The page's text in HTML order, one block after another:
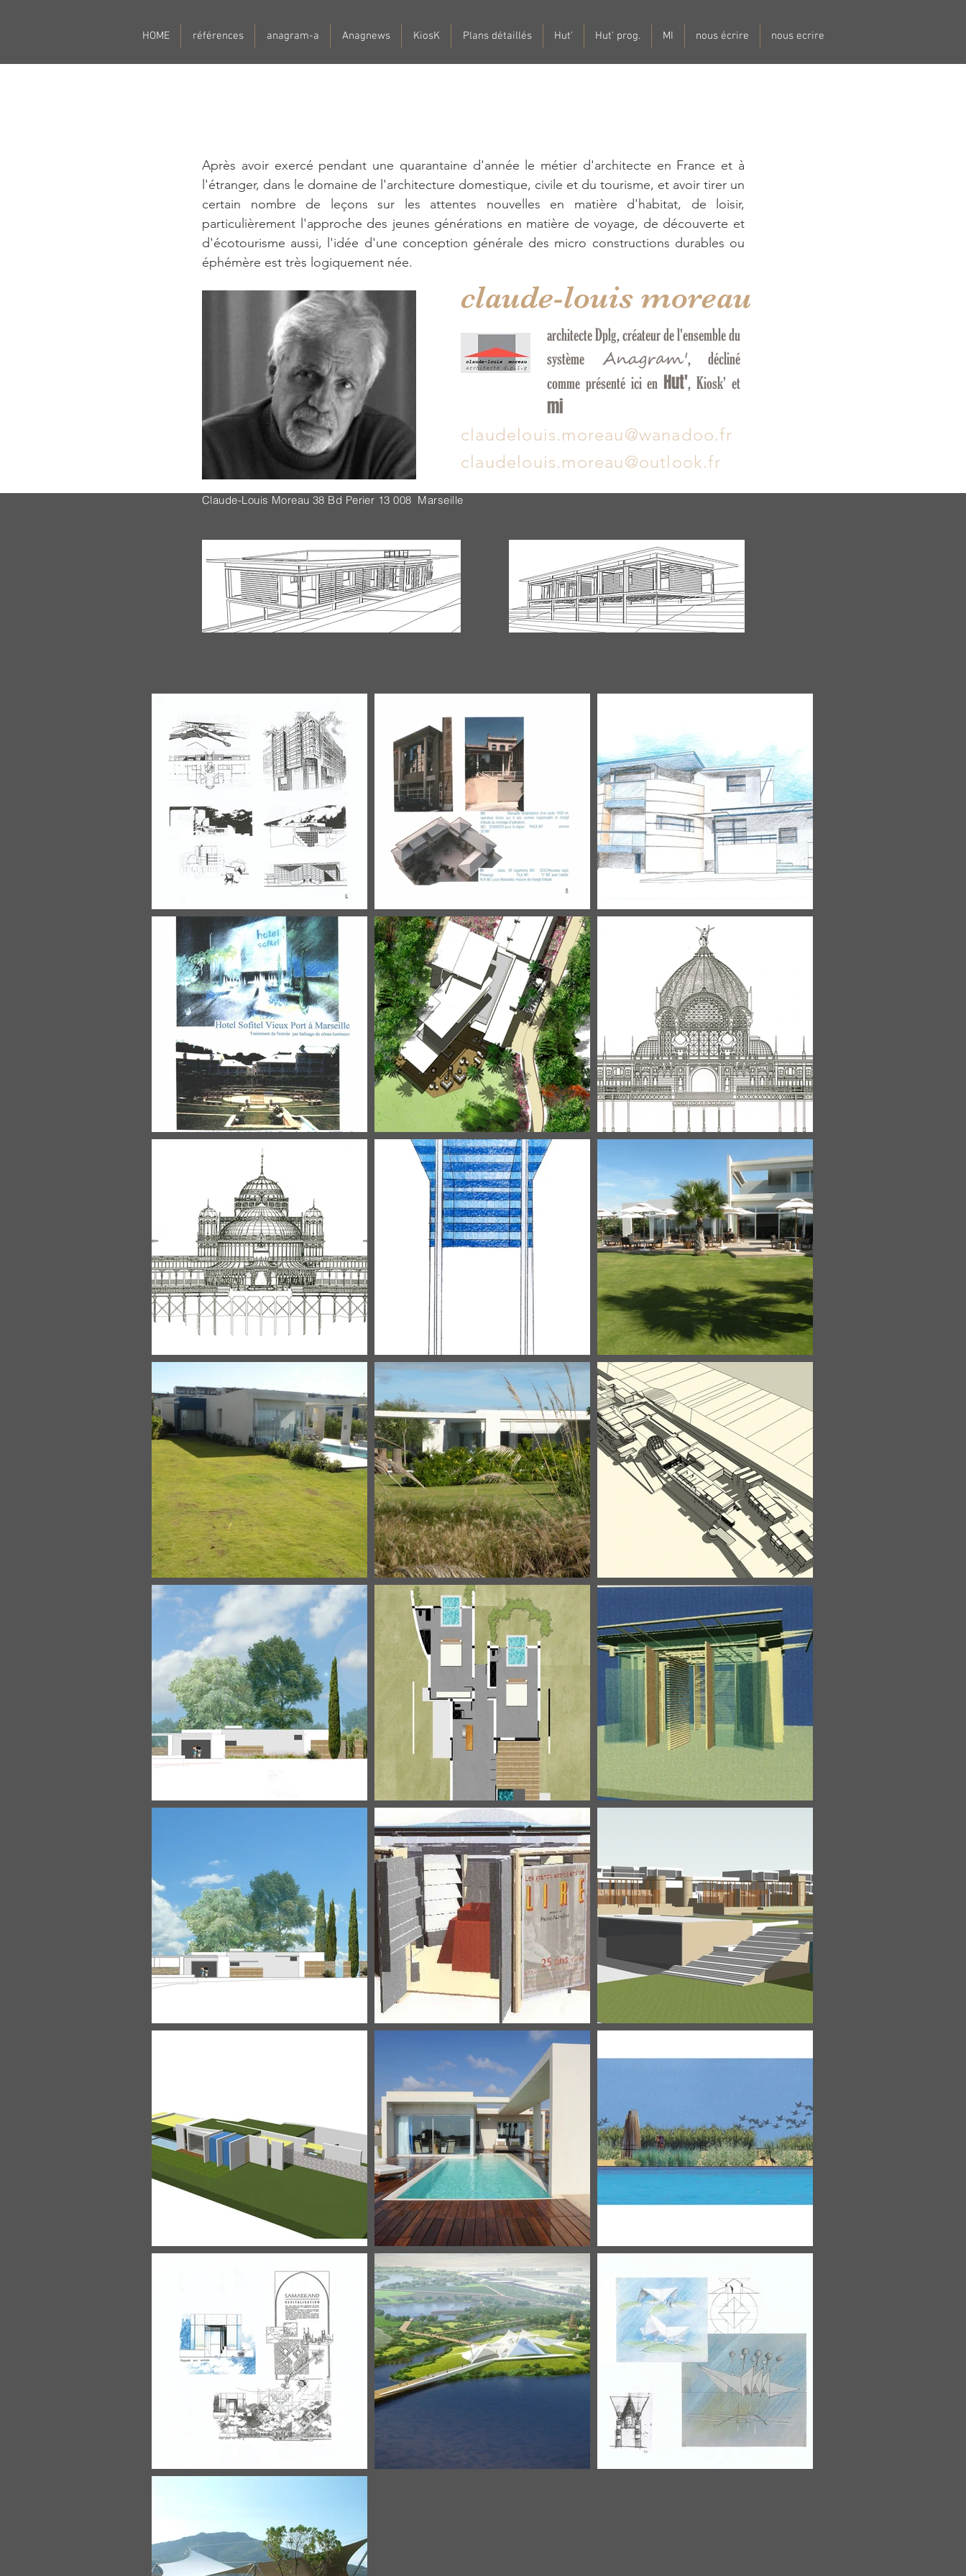
HOME références anagram-a Anagnews KiosK Plans détaillés Hut' Hut' prog. MI nous écrire nous ecrire
Après avoir exercé pendant une quarantaine d'année le métier d'architecte en France et à
l'étranger, dans le domaine de l'architecture domestique, civile et du tourisme, et avoir tirer un
certain nombre de leçons sur les attentes nouvelles en matière d'habitat, de loisir,
particulièrement l'approche des jeunes générations en matière de voyage, de découverte et
d'écotourisme aussi, l'idée d'une conception générale des micro constructions durables ou
éphémère est très logiquement née.
claude-louis moreau
architecte Dplg, créateur de l'ensemble du
système Anagram', décliné
comme présenté ici en Hut', Kiosk' et
mi
claudelouis.moreau@wanadoo.fr
claudelouis.moreau@outlook.fr
Claude-Louis Moreau 38 Bd Perier 13 008 Marseille